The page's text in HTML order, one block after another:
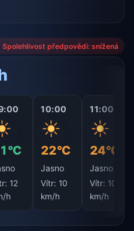
Spolehlivost předpovědi: snížená
12
h
10:00
22°C
Jasno
Vítr: 10
km/h
11:00
24°C
Jasno
Vítr: 10
km/h